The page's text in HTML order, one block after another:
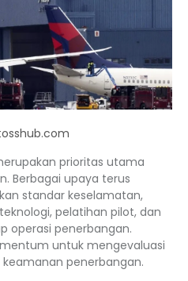
prioritas utama
Berbagai upaya terus
standar keselamatan,
pelatihan pilot, dan
operasi penerbangan.
untuk mengevaluasi
penerbangan.